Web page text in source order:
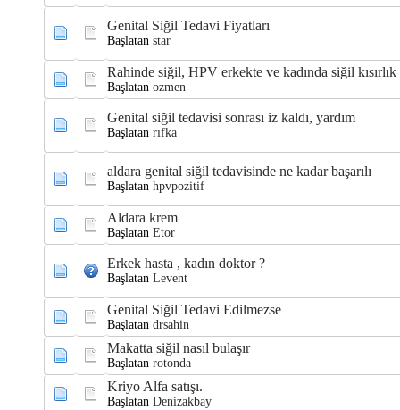
Genital Siğil Tedavi Fiyatları
Başlatan star
Rahinde siğil, HPV erkekte ve kadında siğil kısırlık
Başlatan ozmen
Genital siğil tedavisi sonrası iz kaldı, yardım
Başlatan rıfka
aldara genital siğil tedavisinde ne kadar başarılı
Başlatan hpvpozitif
Aldara krem
Başlatan Etor
Erkek hasta , kadın doktor ?
Başlatan Levent
Genital Siğil Tedavi Edilmezse
Başlatan drsahin
Makatta siğil nasıl bulaşır
Başlatan rotonda
Kriyo Alfa satışı.
Başlatan Denizakbay